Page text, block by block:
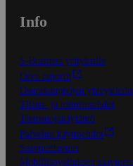
Info
S-Business yrityksille
Oiva-raportit
Osuuskauppojen
Tilaus- ja toimitusehdot
Tietosuojakäytäntö
Palvelun käyttöehdot
Saavutettavuus
Mobiilisovelluksen